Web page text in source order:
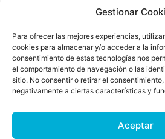
Gestionar
Para ofrecer las mejores experiencias,
cookies para almacenar y/o acceder a la
consentimiento de estas tecnologías nos
el comportamiento de navegación o las
sitio. No consentir o retirar el
negativamente a ciertas características y
Aceptar
de Privacidad|Política de